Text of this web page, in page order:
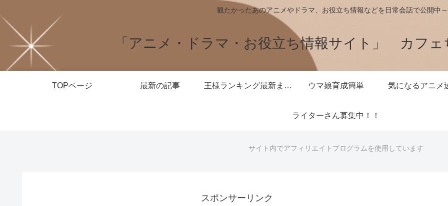
観たかったあのアニメやドラマ、お役立ち情報などを日常会話で公開中～
「アニメ・ドラマ・お役立ち情報サイト」 カフェ
TOPページ 最新の記事 王様ランキング最新まとめ ウマ娘育成簡単 気になるアニメ
ライターさん募集中！！
サイト内でアフィリエイトプログラムを使用しています
スポンサーリンク